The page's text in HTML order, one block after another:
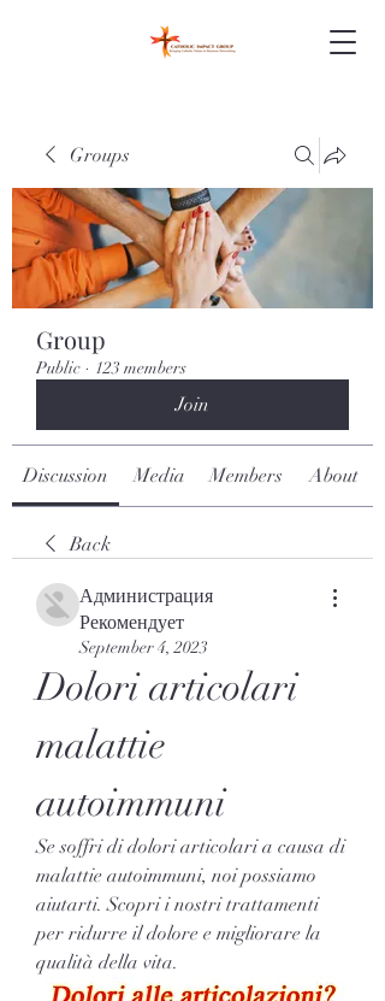
Groups
Group
Public · 123 members
Join
Discussion Media Members About
Back
Администрация
Рекомендует
September 4, 2023
Dolori articolari
malattie
autoimmuni
Se soffri di dolori articolari a causa di
malattie autoimmuni, noi possiamo
aiutarti. Scopri i nostri trattamenti
per ridurre il dolore e migliorare la
qualità della vita.